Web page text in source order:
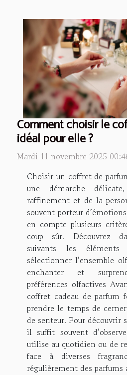
Comment choisir le
idéal pour elle ?
Mardi 11 novembre 2025
Choisir un coffret de
une démarche
raffinement et de la
souvent porteur
en compte plusieurs
coup sûr. Découvrez
suivants les
sélectionner l’ensemble
enchanter et
préférences olfactives
coffret cadeau de parfum
prendre le temps de
de senteur. Pour découvrir
il suffit souvent
utilise au quotidien ou de
face à diverses
régulièrement des parfums